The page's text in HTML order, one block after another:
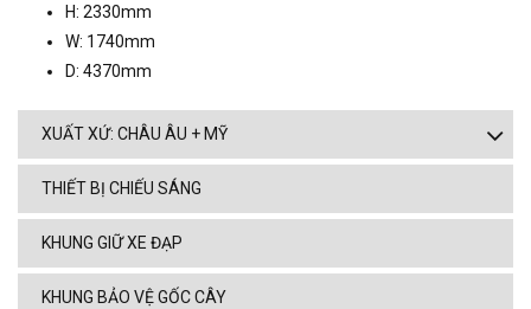
H: 2330mm
W: 1740mm
D: 4370mm
XUẤT XỨ: CHÂU ÂU + MỸ
THIẾT BỊ CHIẾU SÁNG
KHUNG GIỮ XE ĐẠP
KHUNG BẢO VỆ GỐC CÂY